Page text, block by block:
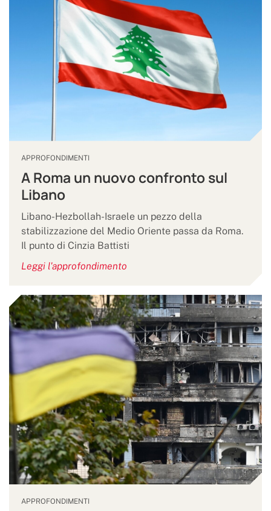
APPROFONDIMENTI
A Roma un nuovo confronto sul
Libano
Libano-Hezbollah-Israele un pezzo della
stabilizzazione del Medio Oriente passa da Roma.
Il punto di Cinzia Battisti
Leggi l'approfondimento
APPROFONDIMENTI